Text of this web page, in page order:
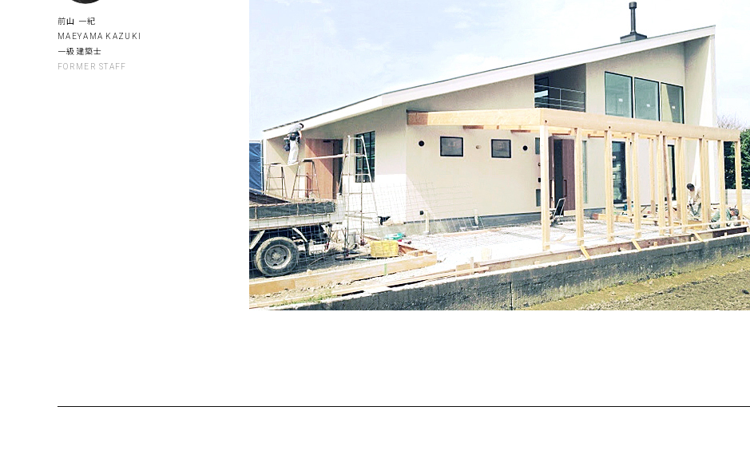
前山 一紀
MAEYAMA KAZUKI
一級建築士
FORMER STAFF